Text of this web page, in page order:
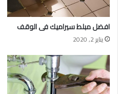
افضل مبلط سيراميك فى الوقف
يناير 2, 2020